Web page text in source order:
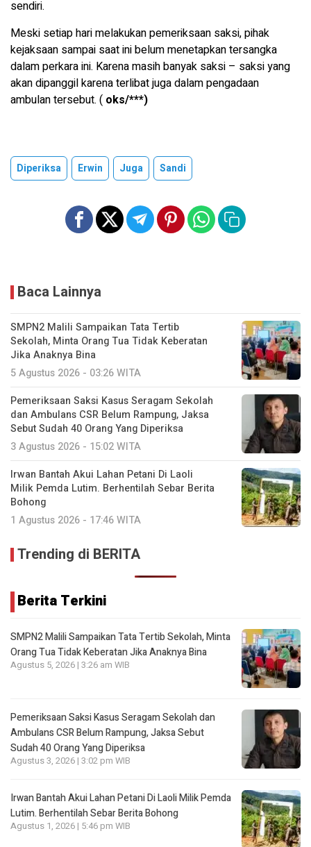
sendiri.
Meski setiap hari melakukan pemeriksaan saksi, pihak
kejaksaan sampai saat ini belum menetapkan tersangka
dalam perkara ini. Karena masih banyak saksi – saksi yang
akan dipanggil karena terlibat juga dalam pengadaan
ambulan tersebut. ( oks/***)
Diperiksa Erwin Juga Sandi
Baca Lainnya
SMPN2 Malili Sampaikan Tata Tertib
Sekolah, Minta Orang Tua Tidak Keberatan
Jika Anaknya Bina
5 Agustus 2026 - 03:26 WITA
Pemeriksaan Saksi Kasus Seragam Sekolah
dan Ambulans CSR Belum Rampung, Jaksa
Sebut Sudah 40 Orang Yang Diperiksa
3 Agustus 2026 - 15:02 WITA
Irwan Bantah Akui Lahan Petani Di Laoli
Milik Pemda Lutim. Berhentilah Sebar Berita
Bohong
1 Agustus 2026 - 17:46 WITA
Trending di BERITA
Berita Terkini
SMPN2 Malili Sampaikan Tata Tertib Sekolah, Minta
Orang Tua Tidak Keberatan Jika Anaknya Bina
Agustus 5, 2026 | 3:26 am WIB
Pemeriksaan Saksi Kasus Seragam Sekolah dan
Ambulans CSR Belum Rampung, Jaksa Sebut
Sudah 40 Orang Yang Diperiksa
Agustus 3, 2026 | 3:02 pm WIB
Irwan Bantah Akui Lahan Petani Di Laoli Milik Pemda
Lutim. Berhentilah Sebar Berita Bohong
Agustus 1, 2026 | 5:46 pm WIB